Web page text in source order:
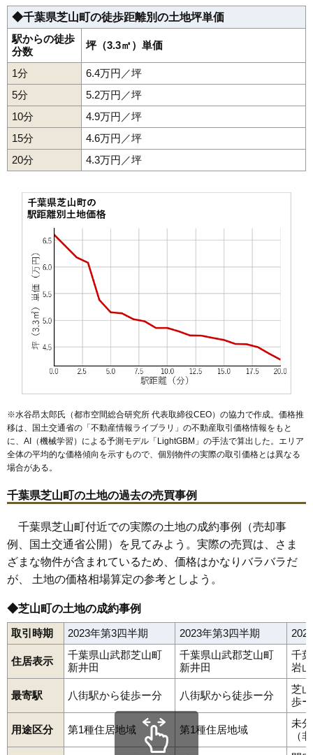
◆千葉県芝山町の徒歩距離別の土地坪単価
駅からの徒歩
分数
坪（3.3㎡）単価
1分
6.4万円／坪
5分
5.2万円／坪
10分
4.9万円／坪
15分
4.6万円／坪
20分
4.3万円／坪
※水谷昂太郎氏（都市空間総合研究所 代表取締役CEO）の協力で作成。価格推
移は、国土交通省の「不動産情報ライブラリ 」の不動産取引価格情報をもと
に、AI（機械学習）による予測モデル「LightGBM」の手法で算出した。エリア
全体の平均的な価格傾向を示すもので、個別物件の実際の取引価格とは異なる
場合がある。
千葉県芝山町の土地の過去の売買事例
千葉県芝山町付近での実際の土地の成約事例（売却事
例、国土交通省公開）を見てみよう。実際の売買は、さま
ざまな物件が含まれているため、価格はかなりバラバラだ
が、 土地の価格相場算定の参考としよう。
◆芝山町の土地の成約事例
取引時期 2023年第3四半期 2023年第3四半期
住居表示
千葉県山武郡芝山町
新井田
千葉県山武郡芝山町
新井田
千
岩山
最寄駅 八街駅から徒歩ー分 八街駅から徒歩ー分
芝
歩
用途区分 第1種住居地域 第1種住居地域
未
（